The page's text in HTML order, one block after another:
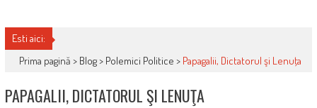
Esti aici:
Prima pagină > Blog> Polemici Politice > Papagalii, Dictatorul şi Lenuţa
PAPAGALII, DICTATORUL ŞI LENUŢA